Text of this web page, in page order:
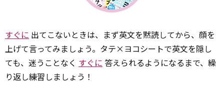
すぐに 出てこないときは、まず英文を黙読してから、顔を
上げて言ってみましょう。タテ×ヨコシートで英文を隠し
ても、迷うことなく すぐに 答えられるようになるまで、繰
り返し練習しましょう！